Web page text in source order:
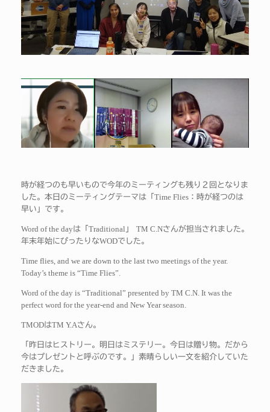
時が経つのも早いもので今年のミーティングも残り２回となりま
した。本日のミーティングテーマは「 Time Flies ：時が経つのは
早い」です。
Word of the dayは「 Traditional 」 TM C.Nさんが担当されました。
年末年始にぴったりなWODでした。
Time flies, and we are down to the last two meetings of the year.
Today’s theme is “Time Flies”.
Word of the day is “Traditional” presented by TM C.N. It was the
perfect word for the year-end and New Year season.
TMODはTM Y.Aさん。
「昨日はヒストリー。明日はミステリー。今日は贈り物。だから
今はプレゼントと呼ぶのです。」素晴らしい一文を紹介していた
だきました。